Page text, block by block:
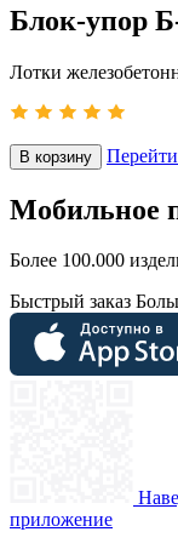
Блок-упор
Лотки
В корзину
Мобильное
Более 100.000
Быстрый заказ
приложение